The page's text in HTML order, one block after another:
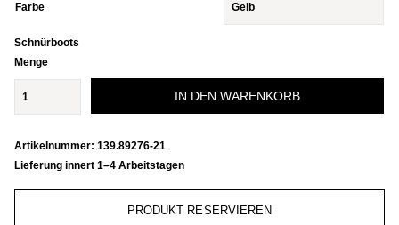
Farbe
Schnürboots
Menge
IN DEN WARENKORB
Artikelnummer: 139.89276-21
Lieferung innert 1–4 Arbeitstagen
PRODUKT RESERVIEREN